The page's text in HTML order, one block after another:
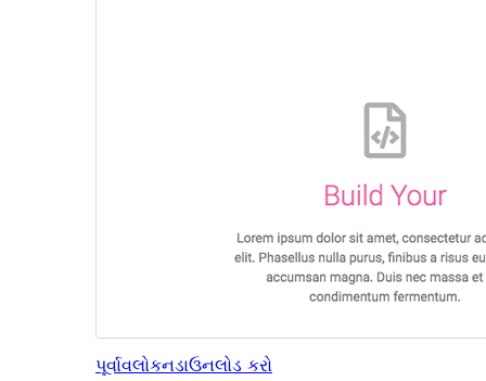
પૂર્વાવલોકનડાઉનલોડ કરો